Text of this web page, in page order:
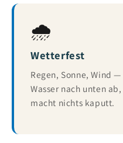
🌧️
Wetterfest
Regen, Sonne, Wind
Wasser nach unten
macht nichts kaputt.